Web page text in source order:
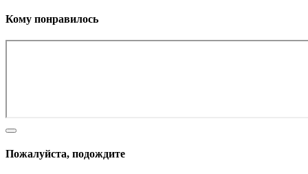
Кому понравилось
Пожалуйста, подождите